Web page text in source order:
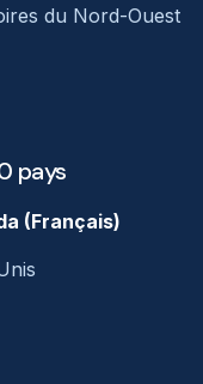
du Nord-Ouest
pays
(Français)